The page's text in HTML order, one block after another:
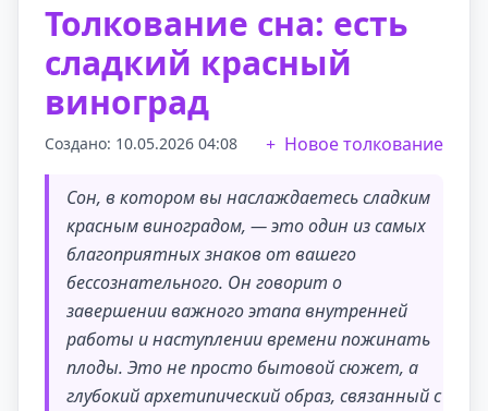
Толкование сна: есть
сладкий красный
виноград
Создано: 10.05.2026 04:08 Новое толкование
Сон, в котором вы наслаждаетесь сладким
красным виноградом, — это один из самых
благоприятных знаков от вашего
бессознательного. Он говорит о
завершении важного этапа внутренней
работы и наступлении времени пожинать
плоды. Это не просто бытовой сюжет, а
глубокий архетипический образ, связанный с